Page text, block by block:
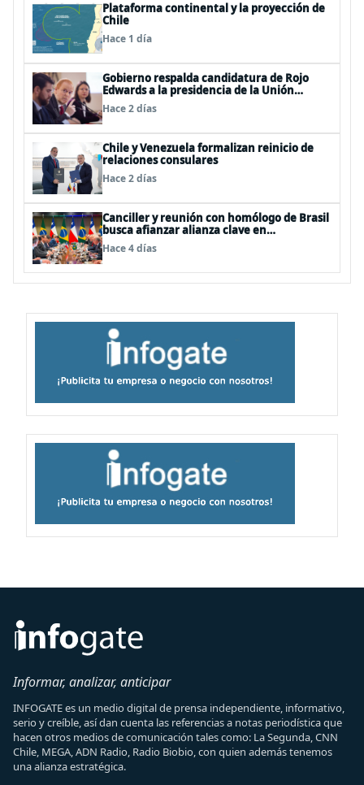
Plataforma continental y la proyección de
Chile
Hace 1 día
Gobierno respalda candidatura de Rojo
Edwards a la presidencia de la Unión
Interparlamentaria (UIP)
Hace 2 días
Chile y Venezuela formalizan reinicio de
relaciones consulares
Hace 2 días
Canciller y reunión con homólogo de Brasil
busca afianzar alianza clave en
Latinoamérica
Hace 4 días
Informar, analizar, anticipar
INFOGATE es un medio digital de prensa independiente, informativo,
serio y creíble, así dan cuenta las referencias a notas periodística que
hacen otros medios de comunicación tales como: La Segunda, CNN
Chile, MEGA, ADN Radio, Radio Biobio, con quien además tenemos
una alianza estratégica.